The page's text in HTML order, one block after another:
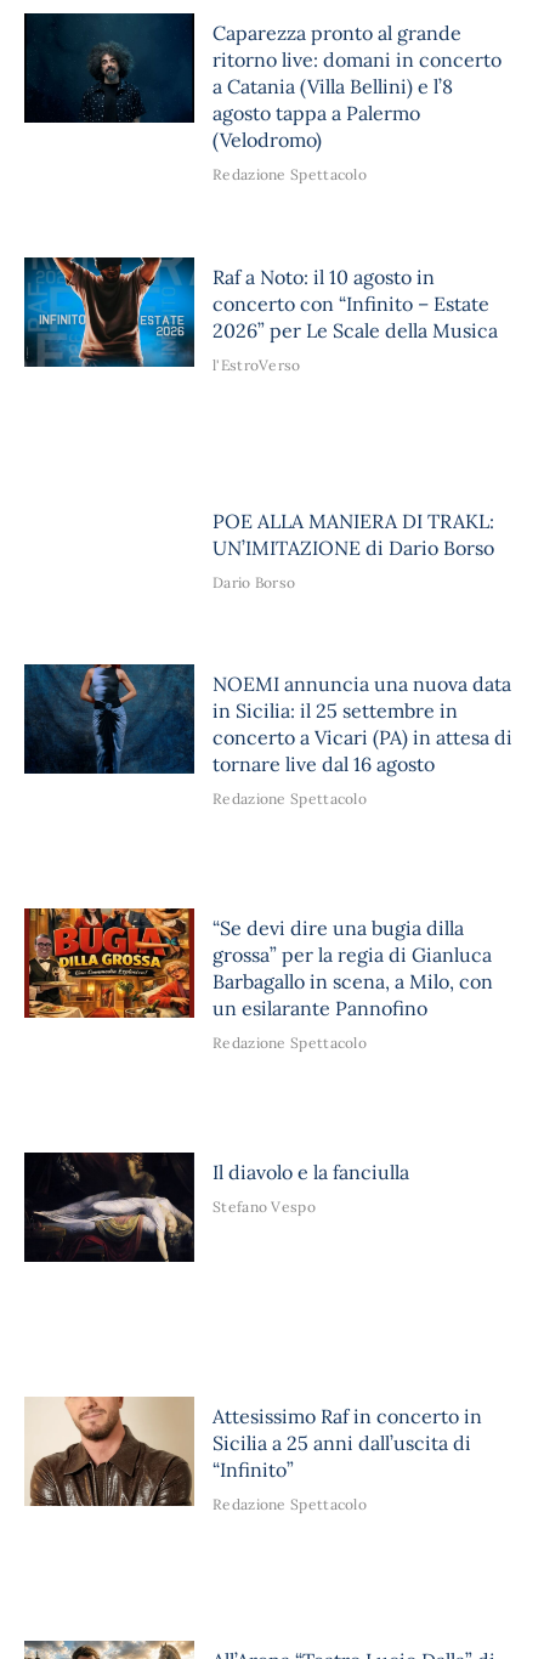
Caparezza pronto al grande
ritorno live: domani in concerto
a Catania (Villa Bellini) e l’8
agosto tappa a Palermo
(Velodromo)
Redazione Spettacolo
Raf a Noto: il 10 agosto in
concerto con “Infinito – Estate
2026” per Le Scale della Musica
l'EstroVerso
POE ALLA MANIERA DI TRAKL:
UN’IMITAZIONE di Dario Borso
Dario Borso
NOEMI annuncia una nuova data
in Sicilia: il 25 settembre in
concerto a Vicari (PA) in attesa di
tornare live dal 16 agosto
Redazione Spettacolo
“Se devi dire una bugia dilla
grossa” per la regia di Gianluca
Barbagallo in scena, a Milo, con
un esilarante Pannofino
Redazione Spettacolo
Il diavolo e la fanciulla
Stefano Vespo
Attesissimo Raf in concerto in
Sicilia a 25 anni dall’uscita di
“Infinito”
Redazione Spettacolo